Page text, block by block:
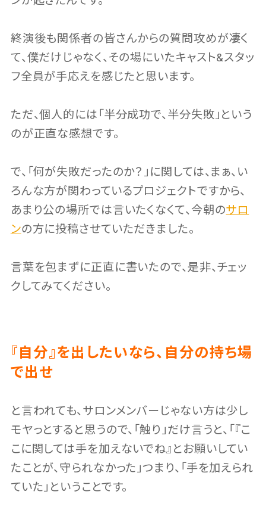
終演後も関係者の皆さんからの質問攻めが凄く
て、僕だけじゃなく、その場にいたキャスト&スタッ
フ全員が手応えを感じたと思います。
ただ、個人的には「半分成功で、半分失敗」という
のが正直な感想です。
で、「何が失敗だったのか？」に関しては、まぁ、い
ろんな方が関わっているプロジェクトですから、
あまり公の場所では言いたくなくて、今朝のサロ
ンの方に投稿させていただきました。
言葉を包まずに正直に書いたので、是非、チェッ
クしてみてください。
『自分』を出したいなら、自分の持ち場
で出せ
と言われても、サロンメンバーじゃない方は少し
モヤっとすると思うので、「触り」だけ言うと、「『こ
こに関しては手を加えないでね』とお願いしてい
たことが、守られなかった」つまり、「手を加えられ
ていた」ということです。